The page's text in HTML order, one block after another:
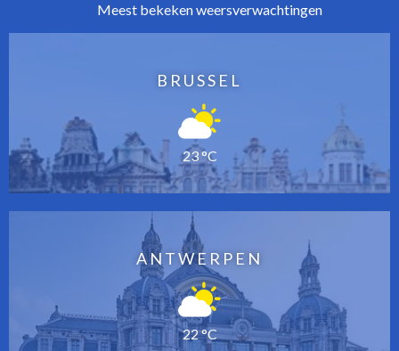
Meest bekeken weersverwachtingen
BRUSSEL
23 °C
ANTWERPEN
22 °C